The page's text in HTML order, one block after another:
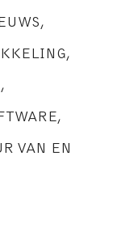
,
,
,
,
VAN EN